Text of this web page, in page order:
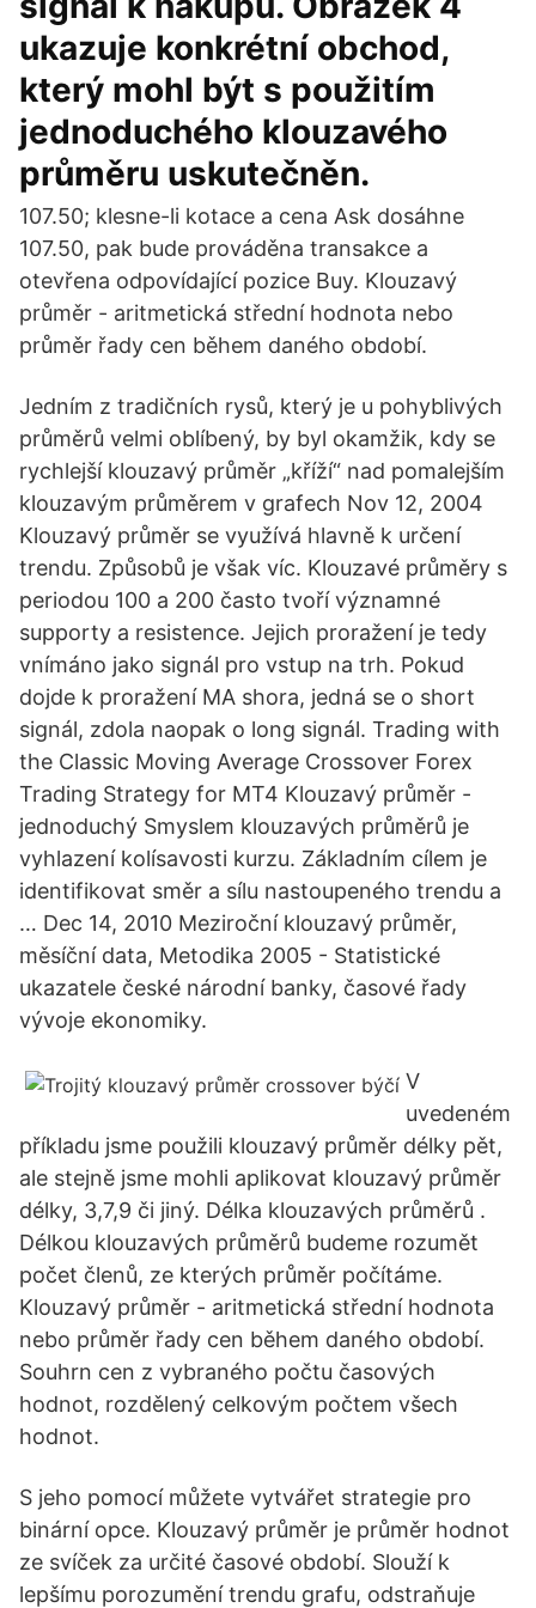
ukazuje konkrétní obchod,
který mohl být s použitím
jednoduchého klouzavého
průměru uskutečněn.
107.50; klesne-li kotace a cena Ask dosáhne
107.50, pak bude prováděna transakce a
otevřena odpovídající pozice Buy. Klouzavý
průměr - aritmetická střední hodnota nebo
průměr řady cen během daného období.
Jedním z tradičních rysů, který je u pohyblivých
průměrů velmi oblíbený, by byl okamžik, kdy se
rychlejší klouzavý průměr „kříží“ nad pomalejším
klouzavým průměrem v grafech Nov 12, 2004
Klouzavý průměr se využívá hlavně k určení
trendu. Způsobů je však víc. Klouzavé průměry s
periodou 100 a 200 často tvoří významné
supporty a resistence. Jejich proražení je tedy
vnímáno jako signál pro vstup na trh. Pokud
dojde k proražení MA shora, jedná se o short
signál, zdola naopak o long signál. Trading with
the Classic Moving Average Crossover Forex
Trading Strategy for MT4 Klouzavý průměr -
jednoduchý Smyslem klouzavých průměrů je
vyhlazení kolísavosti kurzu. Základním cílem je
identifikovat směr a sílu nastoupeného trendu a
… Dec 14, 2010 Meziroční klouzavý průměr,
měsíční data, Metodika 2005 - Statistické
ukazatele české národní banky, časové řady
vývoje ekonomiky.
V
uvedeném
příkladu jsme použili klouzavý průměr délky pět,
ale stejně jsme mohli aplikovat klouzavý průměr
délky, 3,7,9 či jiný. Délka klouzavých průměrů .
Délkou klouzavých průměrů budeme rozumět
počet členů, ze kterých průměr počítáme.
Klouzavý průměr - aritmetická střední hodnota
nebo průměr řady cen během daného období.
Souhrn cen z vybraného počtu časových
hodnot, rozdělený celkovým počtem všech
hodnot.
S jeho pomocí můžete vytvářet strategie pro
binární opce. Klouzavý průměr je průměr hodnot
ze svíček za určité časové období. Slouží k
lepšímu porozumění trendu grafu, odstraňuje